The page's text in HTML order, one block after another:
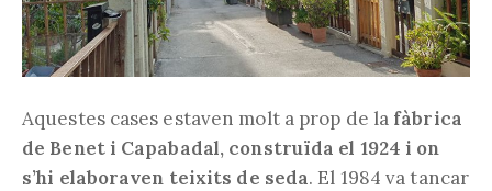
Aquestes cases estaven molt a prop de la fàbrica
de Benet i Capabadal, construïda el 1924 i on
s’hi elaboraven teixits de seda. El 1984 va tancar